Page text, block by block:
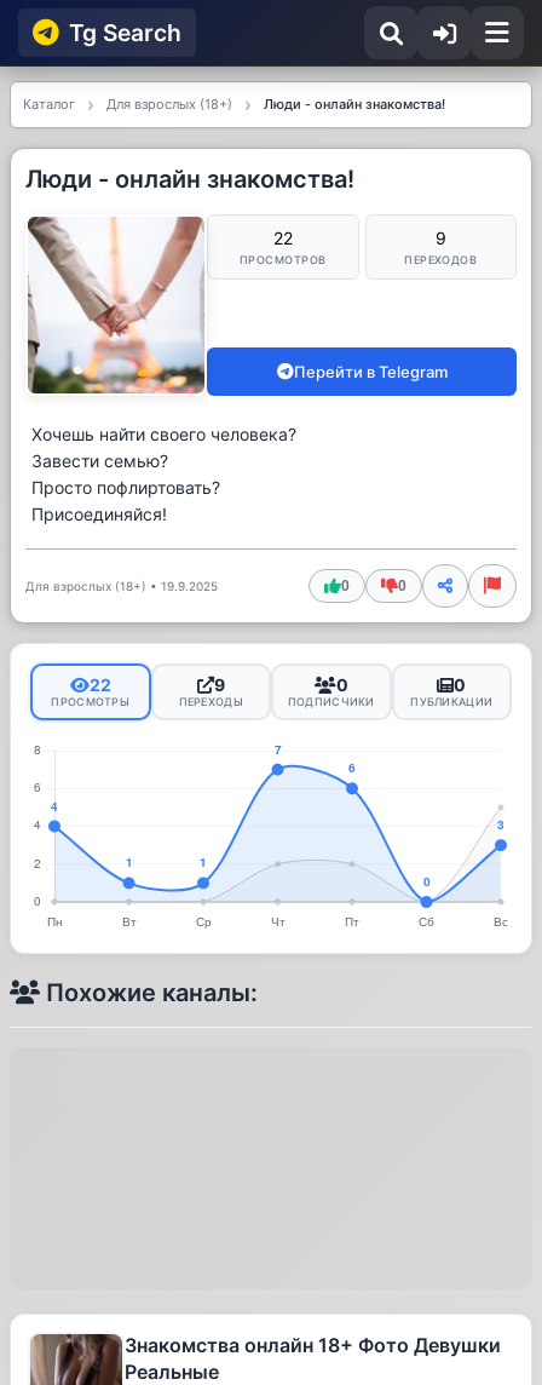
Tg Searсh
Каталог Для взрослых (18+) Люди - онлайн знакомства!
Люди - онлайн знакомства!
22
ПРОСМОТРОВ
9
ПЕРЕХОДОВ
Перейти в Telegram
Хочешь найти своего человека?
Завести семью?
Просто пофлиртовать?
Присоединяйся!
Для взрослых (18+) • 19.9.2025 0 0
22
ПРОСМОТРЫ
9
ПЕРЕХОДЫ
0
ПОДПИСЧИКИ
0
ПУБЛИКАЦИИ
Похожие каналы:
Знакомства онлайн 18+ Фото Девушки
Реальные